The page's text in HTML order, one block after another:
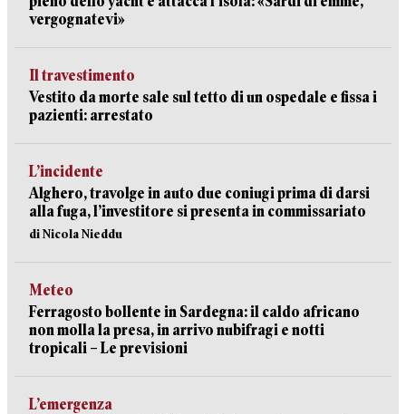
vergognatevi»
Il travestimento
Vestito da morte sale sul tetto di un ospedale e fissa i
pazienti: arrestato
L’incidente
Alghero, travolge in auto due coniugi prima di darsi
alla fuga, l’investitore si presenta in commissariato
di Nicola Nieddu
Meteo
Ferragosto bollente in Sardegna: il caldo africano
non molla la presa, in arrivo nubifragi e notti
tropicali – Le previsioni
L’emergenza